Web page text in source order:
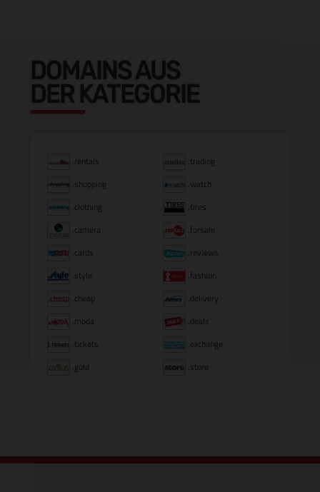
DOMAINS AUS
DER KATEGORIE
.rentals
.trading
.shopping
.watch
.clothing
.tires
.camera
.forsale
.cards
.reviews
.style
.fashion
.cheap
.delivery
.moda
.deals
.tickets
.exchange
.gold
.store